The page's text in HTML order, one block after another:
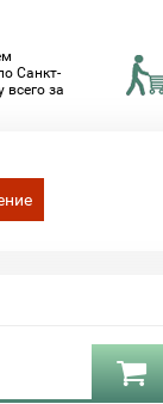
Санкт-
всего за